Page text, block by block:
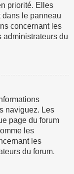
priorité. Elles
dans le panneau
concernant les
administrateurs du
naviguez. Les
page du forum
les
les
du forum.